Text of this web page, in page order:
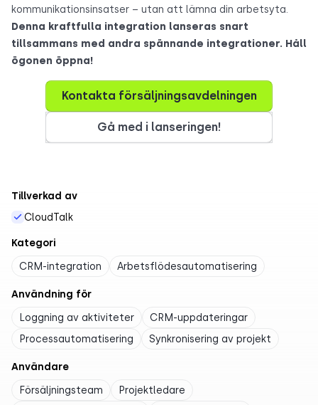
kommunikationsinsatser – utan att lämna din arbetsyta.
Denna kraftfulla integration lanseras snart
tillsammans med andra spännande integrationer. Håll
ögonen öppna!
Kontakta försäljningsavdelningen
Gå med i lanseringen!
Tillverkad av
CloudTalk
Kategori
CRM-integration Arbetsflödesautomatisering
Användning för
Loggning av aktiviteter
CRM-uppdateringar
Processautomatisering
Synkronisering av projekt
Användare
Försäljningsteam
Projektledare